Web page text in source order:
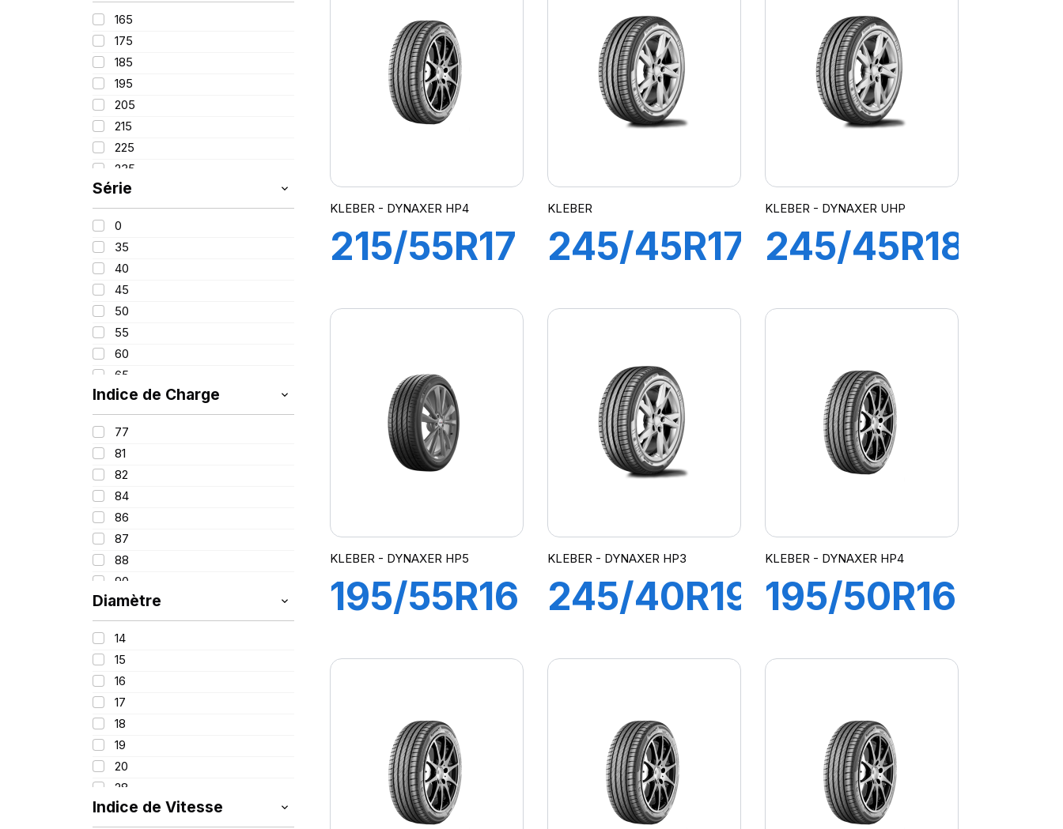
LASSA (174)
LING LONG
MICHELIN
MITAS
Mondolfo ferro
PIRELLI
PROMETEON
SCHRADER
SPEEDWAYS
165
175
185
195
205
215
225
235
245
255
260
280
380
420
Série
0
35
40
45
50
55
60
65
70
75
85
100
Indice de Charge
77
81
82
84
86
87
88
90
91
92
93
94
95
96
97
98
99
100
Diamètre
14
15
16
17
18
19
20
28
Indice de Vitesse
KLEBER - DYNAXER HP4
215/55R17
HP4
KLEBER
245/45R17
UHP
KLEBER - DYNAXER UHP
245/45R18
UHP
KLEBER - DYNAXER HP5
195/55R16
HP5
KLEBER - DYNAXER HP3
245/40R19
UHP
KLEBER - DYNAXER HP4
195/50R16
HP4